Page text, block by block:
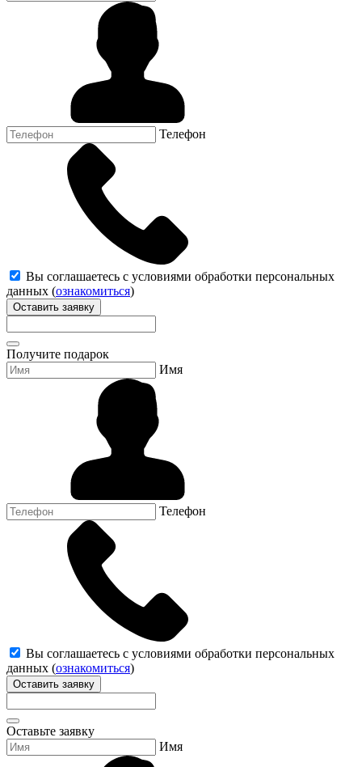
Телефон
Вы соглашаетесь с условиями обработки персональных
данных (ознакомиться)
Оставить заявку
Получите подарок
Имя
Телефон
Вы соглашаетесь с условиями обработки персональных
данных (ознакомиться)
Оставить заявку
Оставьте заявку
Имя